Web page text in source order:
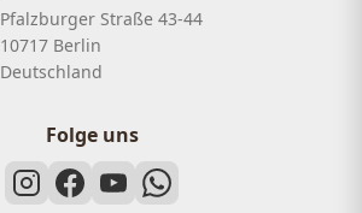
Pfalzburger Straße 43-44
10717 Berlin
Deutschland
Folge uns